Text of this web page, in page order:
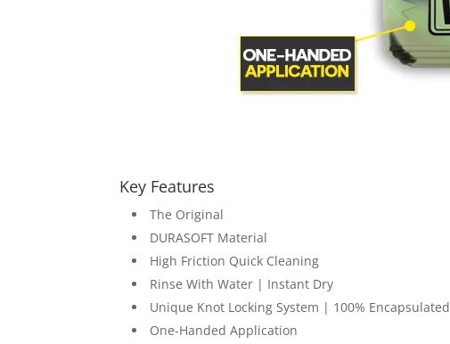
Key Features
The Original
DURASOFT Material
High Friction Quick Cleaning
Rinse With Water | Instant Dry
Unique Knot Locking System | 100% Encapsulated
One-Handed Application